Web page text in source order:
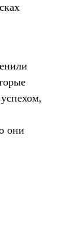
они